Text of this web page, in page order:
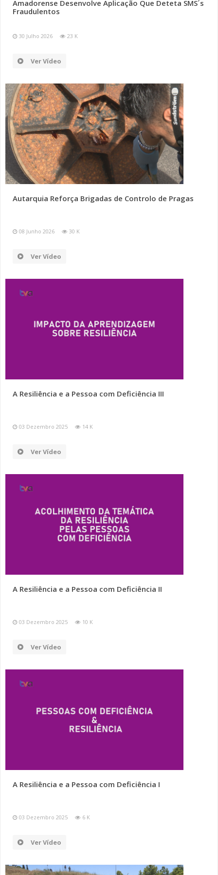
Amadorense Desenvolve Aplicação Que Deteta SMS´s
Fraudulentos
30 Julho 2026 23 K
Ver Vídeo
Autarquia Reforça Brigadas de Controlo de Pragas
08 Junho 2026 30 K
Ver Vídeo
A Resiliência e a Pessoa com Deficiência III
03 Dezembro 2025 14 K
Ver Vídeo
A Resiliência e a Pessoa com Deficiência II
03 Dezembro 2025 10 K
Ver Vídeo
A Resiliência e a Pessoa com Deficiência I
03 Dezembro 2025 6 K
Ver Vídeo